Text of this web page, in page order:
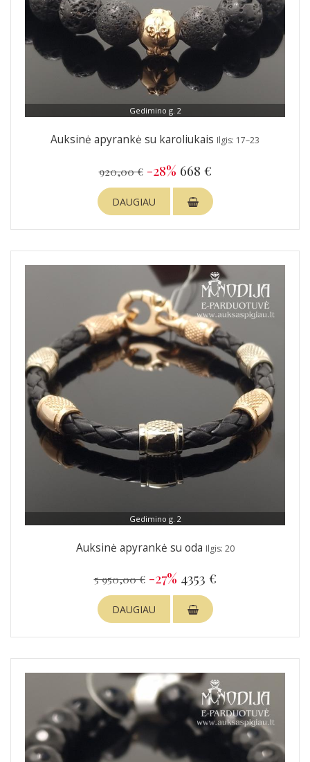
Gedimino g. 2
Auksinė apyrankė su karoliukais Ilgis: 17–23
920,00 € -28% 668 €
DAUGIAU
Gedimino g. 2
Auksinė apyrankė su oda Ilgis: 20
5 950,00 € -27% 4353 €
DAUGIAU